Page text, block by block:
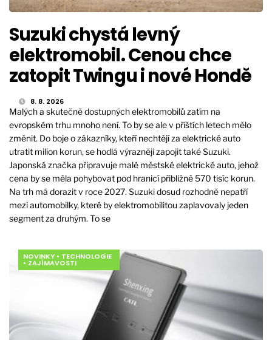
Suzuki chystá levný
elektromobil. Cenou chce
zatopit Twingu i nové Hondě
8. 8. 2026
Malých a skutečně dostupných elektromobilů zatím na
evropském trhu mnoho není. To by se ale v příštích letech mělo
změnit. Do boje o zákazníky, kteří nechtějí za elektrické auto
utratit milion korun, se hodlá výrazněji zapojit také Suzuki.
Japonská značka připravuje malé městské elektrické auto, jehož
cena by se měla pohybovat pod hranicí přibližně 570 tisíc korun.
Na trh má dorazit v roce 2027. Suzuki dosud rozhodně nepatří
mezi automobilky, které by elektromobilitou zaplavovaly jeden
segment za druhým. To se
NOVINKY • TECHNOLOGIE
• ZAJÍMAVOSTI